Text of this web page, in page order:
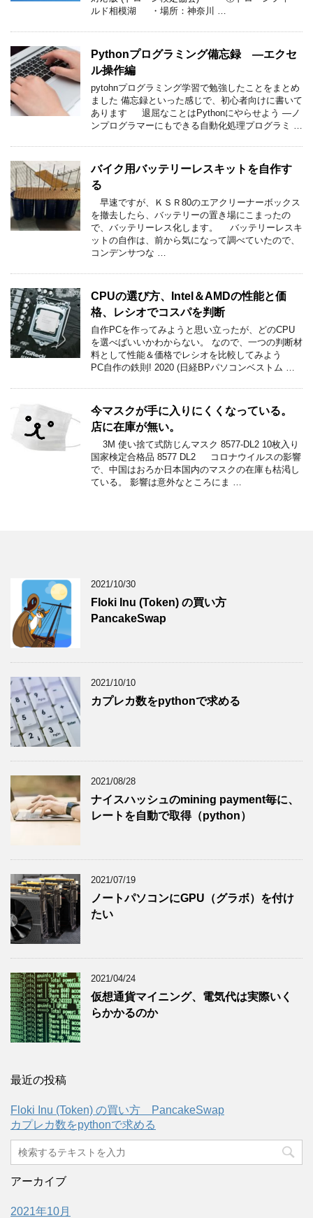
ルド相模湖 ・場所：神奈川 …
Pythonプログラミング備忘録 ―エクセ
ル操作編
pytohnプログラミング学習で勉強したことをまとめ
ました 備忘録といった感じで、初心者向けに書いて
あります 退屈なことはPythonにやらせよう ―ノ
ンプログラマーにもできる自動化処理プログラミ …
バイク用バッテリーレスキットを自作す
る
早速ですが、ＫＳＲ80のエアクリーナーボックス
を撤去したら、バッテリーの置き場にこまったの
で、バッテリーレス化します。 バッテリーレスキ
ットの自作は、前から気になって調べていたので、
コンデンサつな …
CPUの選び方、Intel＆AMDの性能と価
格、レシオでコスパを判断
自作PCを作ってみようと思い立ったが、どのCPU
を選べばいいかわからない。 なので、一つの判断材
料として性能＆価格でレシオを比較してみよう
PC自作の鉄則! 2020 (日経BPパソコンベストム …
今マスクが手に入りにくくなっている。
店に在庫が無い。
3M 使い捨て式防じんマスク 8577-DL2 10枚入り
国家検定合格品 8577 DL2 コロナウイルスの影響
で、中国はおろか日本国内のマスクの在庫も枯渇し
ている。 影響は意外なところにま …
2021/10/30
Floki Inu (Token) の買い方
PancakeSwap
2021/10/10
カプレカ数をpythonで求める
2021/08/28
ナイスハッシュのmining payment毎に、
レートを自動で取得（python）
2021/07/19
ノートパソコンにGPU（グラボ）を付け
たい
2021/04/24
仮想通貨マイニング、電気代は実際いく
らかかるのか
最近の投稿
Floki Inu (Token) の買い方 PancakeSwap
カプレカ数をpythonで求める
アーカイブ
2021年10月